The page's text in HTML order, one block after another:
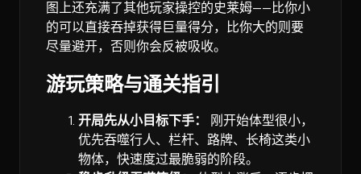
图上还充满了其他玩家操控的史莱姆——比你小
的可以直接吞掉获得巨量得分，比你大的则要
尽量避开，否则你会反被吸收。
游玩策略与通关指引
开局先从小目标下手：
刚开始体型很小，
优先吞噬行人、栏杆、路牌、长椅这类小
物体，快速度过最脆弱的阶段。